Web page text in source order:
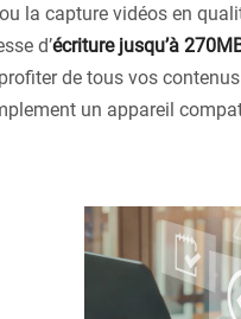
la capture vidéos en
d’écriture jusqu’à
de tous vos
un appareil